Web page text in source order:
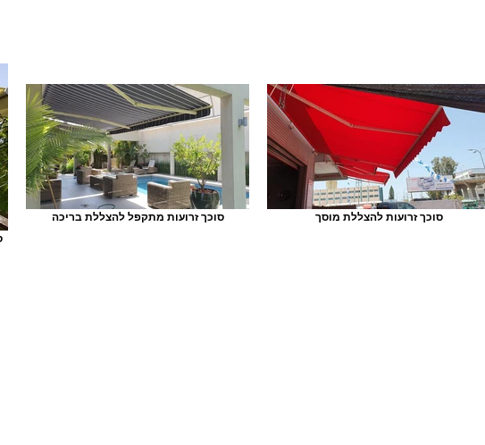
סוכך זרועות מתקפל להצללת בריכה סוכך זרועות להצללת מוסך